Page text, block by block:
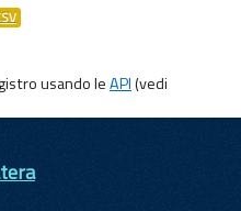
usando leAPI(vedi